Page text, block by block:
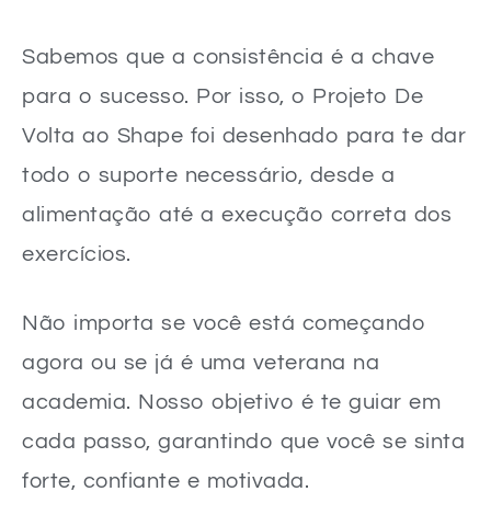
Sabemos que a consistência é a chave
para o sucesso. Por isso, o Projeto De
Volta ao Shape foi desenhado para te dar
todo o suporte necessário, desde a
alimentação até a execução correta dos
exercícios.
Não importa se você está começando
agora ou se já é uma veterana na
academia. Nosso objetivo é te guiar em
cada passo, garantindo que você se sinta
forte, confiante e motivada.